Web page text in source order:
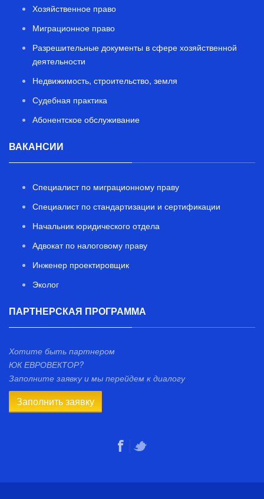
Хозяйственное право
Миграционное право
Разрешительные документы в сфере хозяйственной
деятельности
Недвижимость, строительство, земля
Судебная практика
Абонентское обслуживание
ВАКАНСИИ
Специалист по миграционному праву
Специалист по стандартизации и сертификации
Начальник юридического отдела
Адвокат по налоговому праву
Инженер проектировщик
Эколог
ПАРТНЕРСКАЯ ПРОГРАММА
Хотите быть партнером
ЮК ЕВРОВЕКТОР?
Заполните заявку и мы перейдем к диалогу
Заполнить заявку